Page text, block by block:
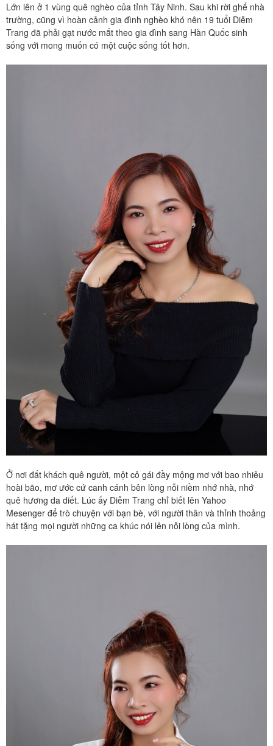
Lớn lên ở 1 vùng quê nghèo của tỉnh Tây Ninh. Sau khi rời ghế nhà
trường, cũng vì hoàn cảnh gia đình nghèo khó nên 19 tuổi Diễm
Trang đã phải gạt nước mắt theo gia đình sang Hàn Quốc sinh
sống với mong muốn có một cuộc sống tốt hơn.
Ở nơi đất khách quê người, một cô gái đầy mộng mơ với bao nhiêu
hoài bão, mơ ước cứ canh cánh bên lòng nỗi niềm nhớ nhà, nhớ
quê hương da diết. Lúc ấy Diễm Trang chỉ biết lên Yahoo
Mesenger để trò chuyện với bạn bè, với người thân và thỉnh thoảng
hát tặng mọi người những ca khúc nói lên nỗi lòng của mình.